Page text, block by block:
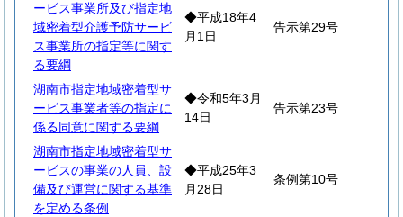
ービス事業所及び指定地
域密着型介護予防サービ
ス事業所の指定等に関す
る要綱
◆平成18年4
月1日
告示第29号
湖南市指定地域密着型サ
ービス事業者等の指定に
係る同意に関する要綱
◆令和5年3月
14日
告示第23号
湖南市指定地域密着型サ
ービスの事業の人員、設
備及び運営に関する基準
を定める条例
◆平成25年3
月28日
条例第10号